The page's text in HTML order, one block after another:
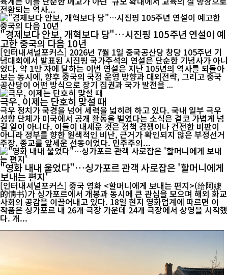
전환되는 역사...
"경제보다 안보, 개혁보다 당"…시진핑 105주년 연설이 예
고한 중국의 다음 10년
[인터내셔널포커스] 2026년 7월 1일 중국공산당 창당 105주년 기
념대회에서 발표된 시진핑 국가주석의 연설은 단순한 기념사가 아니
었다. 약 1만 자에 달하는 이번 연설은 지난 105년의 역사를 되돌아
보는 동시에, 향후 중국의 국정 운영 방향과 대외전략, 그리고 중국
공산당이 어떤 방식으로 장기 집권과 국가 발전을 ...
극우, 이제는 단호히 맞설 때
극우 정치가 국경을 넘어 세력을 넓히려 하고 있다. 국내 일부 극우
성향 단체가 미국에서 공개 활동을 벌였다는 소식은 결코 가볍게 넘
길 일이 아니다. 이들이 내세운 것은 정책 경쟁이나 건전한 비판이
아니라 정부를 향한 원색적인 비난, 근거가 확인되지 않은 부정선거
주장, 종교를 앞세운 선동이었다. 민주주의...
"영화 내내 울었다"…싱가포르 관객 사로잡은 '할머니에게
보내는 편지'
[인터내셔널포커스] 중국 영화 <할머니에게 보내는 편지>(给阿嬷
的情书)가 싱가포르에서 개봉과 동시에 큰 관심을 모으며 해외 화교
사회의 공감을 이끌어내고 있다. 18일 현지 영화업계에 따르면 이
작품은 싱가포르 내 26개 극장 가운데 24개 극장에서 상영을 시작했
다. 개...